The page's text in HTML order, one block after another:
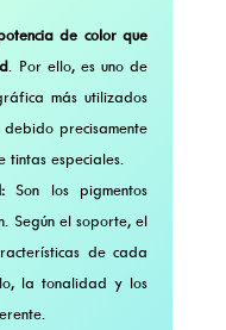
de color que
. Por ello, es uno de
más utilizados
precisamente
especiales.
Son los pigmentos
Según el soporte, el
de cada
la tonalidad y los